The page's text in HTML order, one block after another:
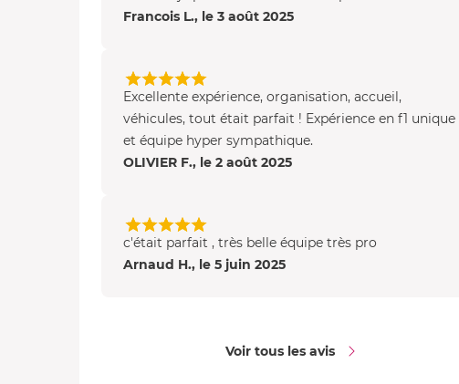
Francois L., le 3 août 2025
Excellente expérience, organisation, accueil,
véhicules, tout était parfait ! Expérience en f1 unique
et équipe hyper sympathique.
OLIVIER F., le 2 août 2025
c'était parfait , très belle équipe très pro
Arnaud H., le 5 juin 2025
Voir tous les avis